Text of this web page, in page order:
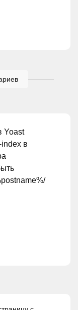
Yoast
index в